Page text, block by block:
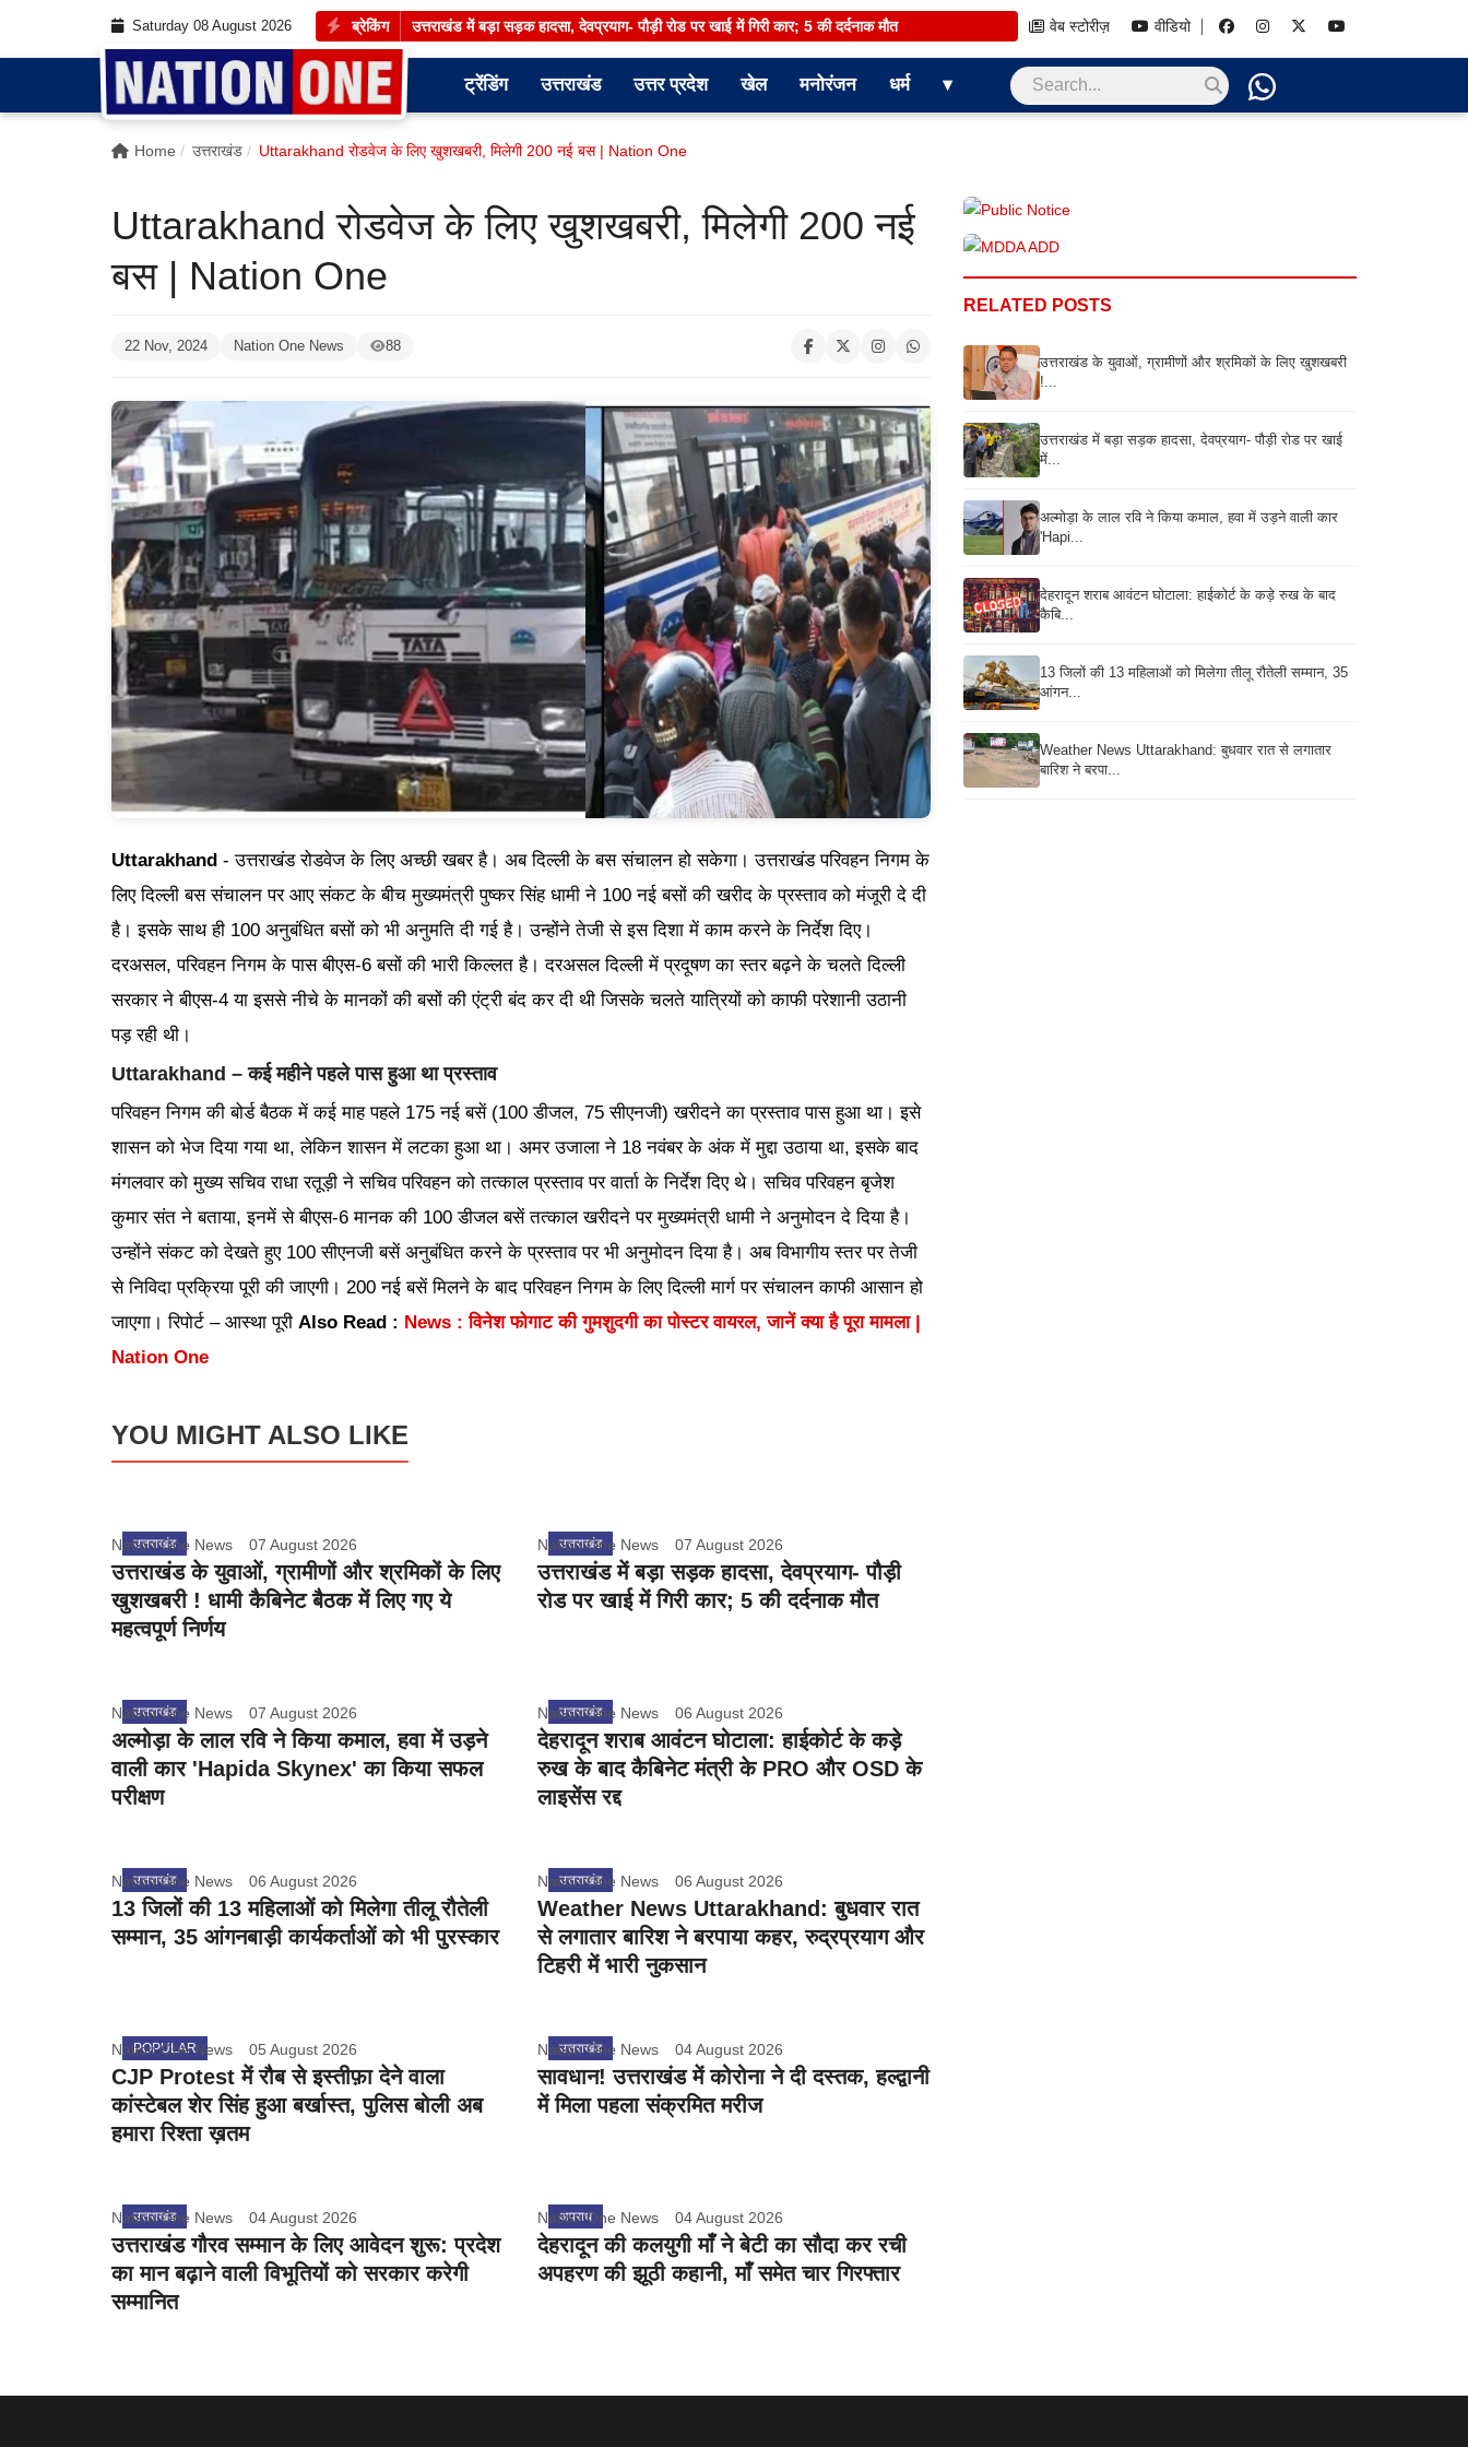
Saturday 08 August 2026 ब्रेकिंग उत्तराखंड में बड़ा सड़क हादसा, देवप्रयाग- पौड़ी रोड पर खाई में गिरी कार; 5 की दर्दनाक मौत वेब स्टोरीज़ वीडियो
ट्रेंडिंग उत्तराखंड उत्तर प्रदेश खेल मनोरंजन धर्म ▾
Home उत्तराखंड Uttarakhand रोडवेज के लिए खुशखबरी, मिलेगी 200 नई बस | Nation One
Uttarakhand रोडवेज के लिए खुशखबरी, मिलेगी 200 नई
बस | Nation One
22 Nov, 2024 Nation One News 88
Uttarakhand - उत्तराखंड रोडवेज के लिए अच्छी खबर है। अब दिल्ली के बस संचालन हो सकेगा। उत्तराखंड परिवहन निगम के
लिए दिल्ली बस संचालन पर आए संकट के बीच मुख्यमंत्री पुष्कर सिंह धामी ने 100 नई बसों की खरीद के प्रस्ताव को मंजूरी दे दी
है। इसके साथ ही 100 अनुबंधित बसों को भी अनुमति दी गई है। उन्होंने तेजी से इस दिशा में काम करने के निर्देश दिए।
दरअसल, परिवहन निगम के पास बीएस-6 बसों की भारी किल्लत है। दरअसल दिल्ली में प्रदूषण का स्तर बढ़ने के चलते दिल्ली
सरकार ने बीएस-4 या इससे नीचे के मानकों की बसों की एंट्री बंद कर दी थी जिसके चलते यात्रियों को काफी परेशानी उठानी
पड़ रही थी।
Uttarakhand – कई महीने पहले पास हुआ था प्रस्ताव
परिवहन निगम की बोर्ड बैठक में कई माह पहले 175 नई बसें (100 डीजल, 75 सीएनजी) खरीदने का प्रस्ताव पास हुआ था। इसे
शासन को भेज दिया गया था, लेकिन शासन में लटका हुआ था। अमर उजाला ने 18 नवंबर के अंक में मुद्दा उठाया था, इसके बाद
मंगलवार को मुख्य सचिव राधा रतूड़ी ने सचिव परिवहन को तत्काल प्रस्ताव पर वार्ता के निर्देश दिए थे। सचिव परिवहन बृजेश
कुमार संत ने बताया, इनमें से बीएस-6 मानक की 100 डीजल बसें तत्काल खरीदने पर मुख्यमंत्री धामी ने अनुमोदन दे दिया है।
उन्होंने संकट को देखते हुए 100 सीएनजी बसें अनुबंधित करने के प्रस्ताव पर भी अनुमोदन दिया है। अब विभागीय स्तर पर तेजी
से निविदा प्रक्रिया पूरी की जाएगी। 200 नई बसें मिलने के बाद परिवहन निगम के लिए दिल्ली मार्ग पर संचालन काफी आसान हो
जाएगा। रिपोर्ट – आस्था पूरी Also Read : News : विनेश फोगाट की गुमशुदगी का पोस्टर वायरल, जानें क्या है पूरा मामला |
Nation One
YOU MIGHT ALSO LIKE
उत्तराखंड
Nation One News 07 August 2026
उत्तराखंड के युवाओं, ग्रामीणों और श्रमिकों के लिए
खुशखबरी ! धामी कैबिनेट बैठक में लिए गए ये
महत्वपूर्ण निर्णय
उत्तराखंड
Nation One News 07 August 2026
उत्तराखंड में बड़ा सड़क हादसा, देवप्रयाग- पौड़ी
रोड पर खाई में गिरी कार; 5 की दर्दनाक मौत
उत्तराखंड
Nation One News 07 August 2026
अल्मोड़ा के लाल रवि ने किया कमाल, हवा में उड़ने
वाली कार 'Hapida Skynex' का किया सफल
परीक्षण
उत्तराखंड
Nation One News 06 August 2026
देहरादून शराब आवंटन घोटाला: हाईकोर्ट के कड़े
रुख के बाद कैबिनेट मंत्री के PRO और OSD के
लाइसेंस रद्द
उत्तराखंड
Nation One News 06 August 2026
13 जिलों की 13 महिलाओं को मिलेगा तीलू रौतेली
सम्मान, 35 आंगनबाड़ी कार्यकर्ताओं को भी पुरस्कार
उत्तराखंड
Nation One News 06 August 2026
Weather News Uttarakhand: बुधवार रात
से लगातार बारिश ने बरपाया कहर, रुद्रप्रयाग और
टिहरी में भारी नुकसान
POPULAR
Nation One News 05 August 2026
CJP Protest में रौब से इस्तीफ़ा देने वाला
कांस्टेबल शेर सिंह हुआ बर्खास्त, पुलिस बोली अब
हमारा रिश्ता ख़तम
उत्तराखंड
Nation One News 04 August 2026
सावधान! उत्तराखंड में कोरोना ने दी दस्तक, हल्द्वानी
में मिला पहला संक्रमित मरीज
उत्तराखंड
Nation One News 04 August 2026
उत्तराखंड गौरव सम्मान के लिए आवेदन शुरू: प्रदेश
का मान बढ़ाने वाली विभूतियों को सरकार करेगी
सम्मानित
अपराध
Nation One News 04 August 2026
देहरादून की कलयुगी माँ ने बेटी का सौदा कर रची
अपहरण की झूठी कहानी, माँ समेत चार गिरफ्तार
RELATED POSTS
उत्तराखंड के युवाओं, ग्रामीणों और श्रमिकों के लिए खुशखबरी
!...
उत्तराखंड में बड़ा सड़क हादसा, देवप्रयाग- पौड़ी रोड पर खाई
में...
अल्मोड़ा के लाल रवि ने किया कमाल, हवा में उड़ने वाली कार
'Hapi...
देहरादून शराब आवंटन घोटाला: हाईकोर्ट के कड़े रुख के बाद
कैबि...
13 जिलों की 13 महिलाओं को मिलेगा तीलू रौतेली सम्मान, 35
आंगन...
Weather News Uttarakhand: बुधवार रात से लगातार
बारिश ने बरपा...